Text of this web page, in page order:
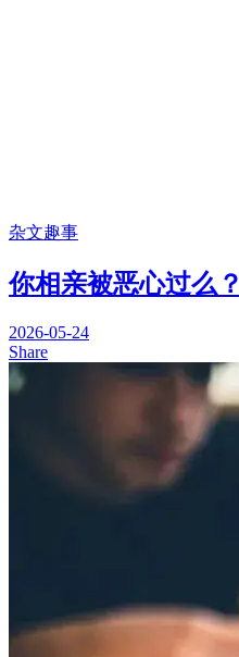
杂文趣事
你相亲被恶心过么？
2026-05-24
Share